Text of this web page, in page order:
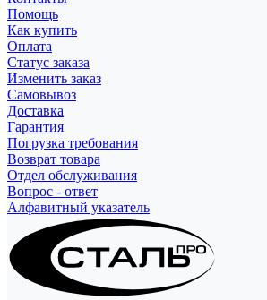
Помощь
Как купить
Оплата
Статус заказа
Изменить заказ
Самовывоз
Доставка
Гарантия
Погрузка требования
Возврат товара
Отдел обслуживания
Вопрос - ответ
Алфавитный указатель